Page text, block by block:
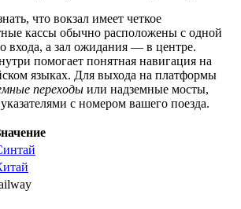
что вокзал имеет четкое
кассы обычно расположены с одной
входа, а зал ожидания — в центре.
помогает понятная навигация на
языках. Для выхода на платформы
переходы или надземные мосты,
с номером вашего поезда.